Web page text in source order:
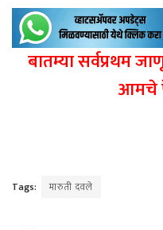
बातम्या सर्वप्रथम
आमचे
Tags: मारुती दवले